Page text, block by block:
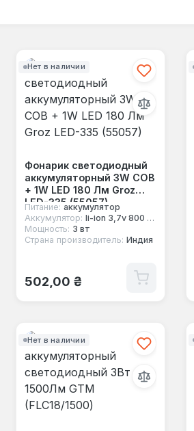
Нет в наличии
Фонарик светодиодный
аккумуляторный 3W COB
+ 1W LED 180 Лм Groz
LED-335 (55057)
Питание: аккумулятор
Аккумулятор: li-ion 3,7v 800 mah
Мощность: 3 вт
Страна производитель: Индия
Обычная цена:
502,00 ₴
Нет в наличии